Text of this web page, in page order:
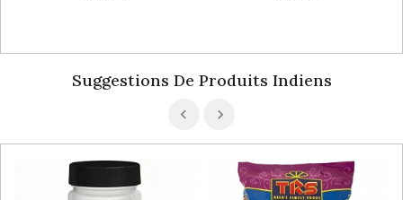
Suggestions De Produits Indiens